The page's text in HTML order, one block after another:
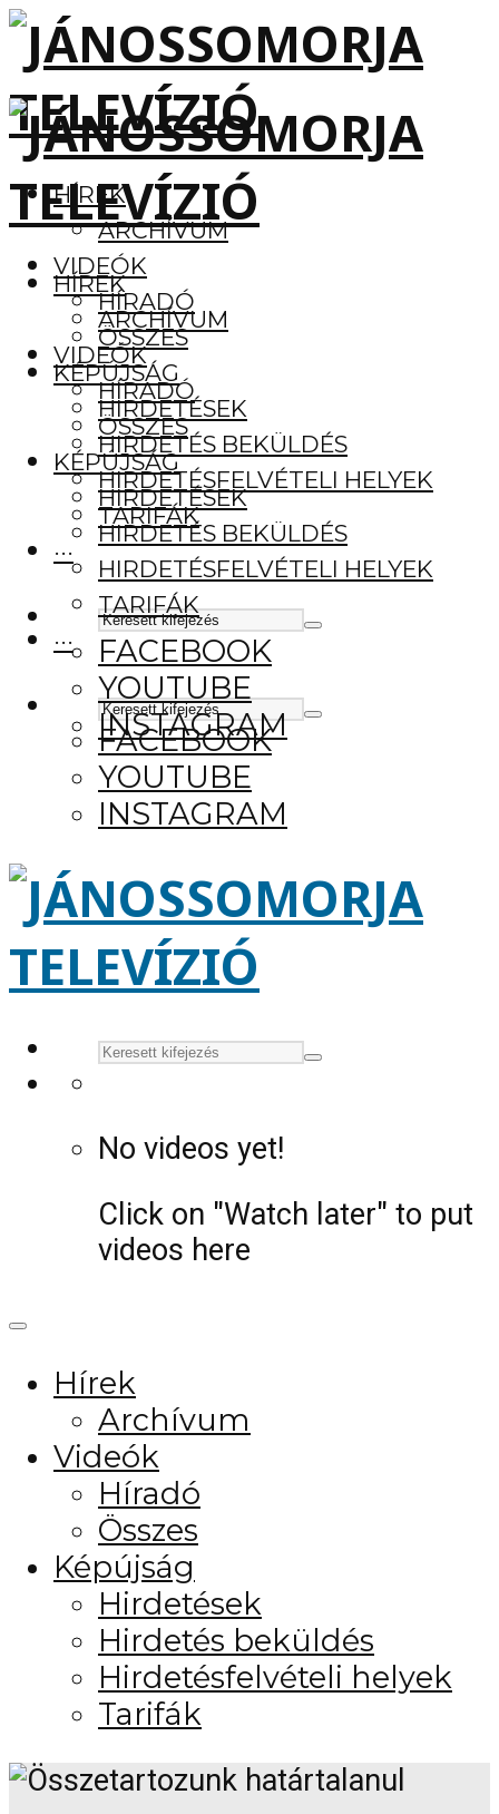
HÍREK
ARCHÍVUM
VIDEÓK
HÍRADÓ
ÖSSZES
KÉPÚJSÁG
HIRDETÉSEK
HIRDETÉS BEKÜLDÉS
HIRDETÉSFELVÉTELI HELYEK
TARIFÁK
···
FACEBOOK
YOUTUBE
INSTAGRAM
HÍREK
ARCHÍVUM
VIDEÓK
HÍRADÓ
ÖSSZES
KÉPÚJSÁG
HIRDETÉSEK
HIRDETÉS BEKÜLDÉS
HIRDETÉSFELVÉTELI HELYEK
TARIFÁK
···
FACEBOOK
YOUTUBE
INSTAGRAM
No videos yet!
Click on "Watch later" to put
videos here
Hírek
Archívum
Videók
Híradó
Összes
Képújság
Hirdetések
Hirdetés beküldés
Hirdetésfelvételi helyek
Tarifák